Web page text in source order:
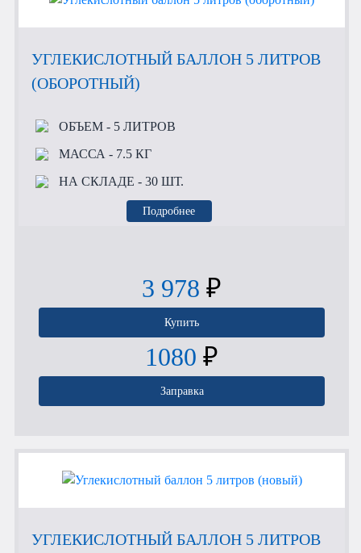
УГЛЕКИСЛОТНЫЙ БАЛЛОН 5 ЛИТРОВ
(ОБОРОТНЫЙ)
ОБЪЕМ- 5 ЛИТРОВ
МАССА - 7.5 КГ
НА СКЛАДЕ - 30 ШТ.
Подробнее
3 978 ₽
Купить
1080 ₽
Заправка
УГЛЕКИСЛОТНЫЙ БАЛЛОН 5 ЛИТРОВ